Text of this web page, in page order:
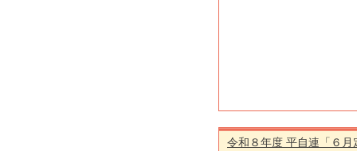
令和８年度 平自連「６月